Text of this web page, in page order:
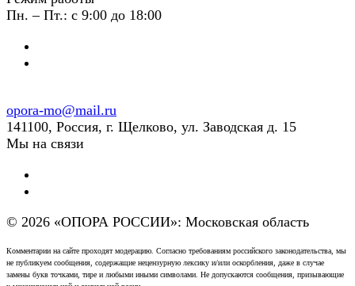
Пн. – Пт.: с 9:00 до 18:00
opora-mo@mail.ru
141100, Россия, г. Щелково, ул. Заводская д. 15
Мы на связи
© 2026 «ОПОРА РОССИИ»: Московская область
Комментарии на сайте проходят модерацию. Согласно требованиям российского законодательства, мы
не публикуем сообщения, содержащие нецензурную лексику и/или оскорбления, даже в случае
замены букв точками, тире и любыми иными символами. Не допускаются сообщения, призывающие